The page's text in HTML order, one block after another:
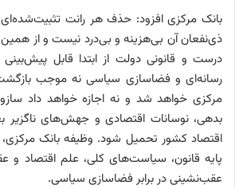
بانک مرکزی افزود: حذف هر رانت تثبیت‌شده‌ای،
ذی‌نفعان آن بی‌هزینه و بی‌درد نیست و از
درست و قانونی دولت از ابتدا قابل
رسانه‌ای و فضاسازی سیاسی نه موجب
مرکزی خواهد شد و نه اجازه خواهد داد
بدهی، نوسانات اقتصادی و جهش‌های ناگزیر
اقتصاد کشور تحمیل شود. وظیفه بانک
پایه قانون، سیاست‌های کلی، علم اقتصاد و
عقب‌نشینی در برابر فضاسازی سیاسی.